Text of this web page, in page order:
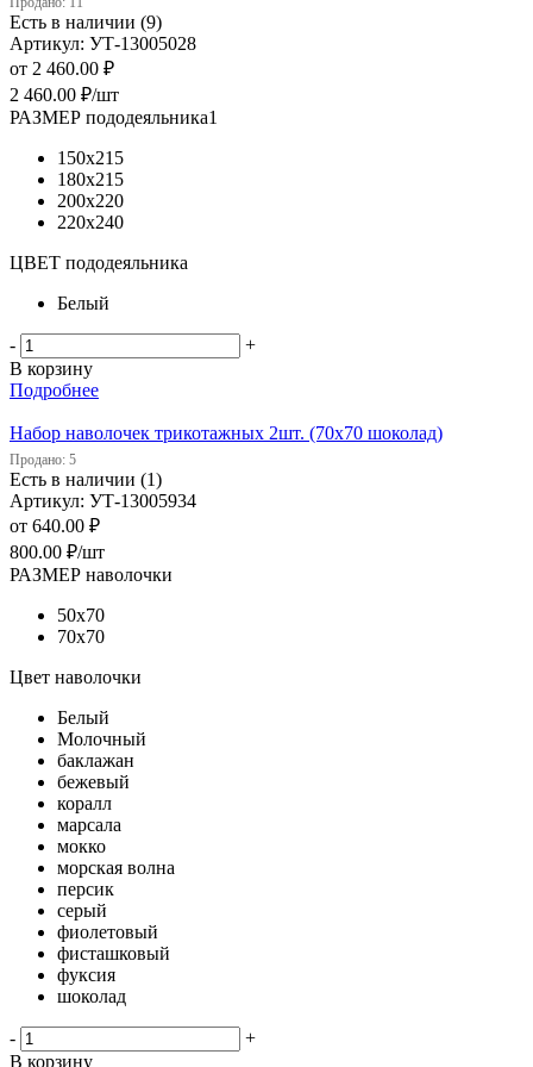
Есть в наличии (9)
Артикул: УТ-13005028
от 2 460.00 ₽
2 460.00 ₽/шт
РАЗМЕР пододеяльника1
150х215
180х215
200х220
220х240
ЦВЕТ пододеяльника
Белый
-
+
В корзину
Подробнее
Набор наволочек трикотажных 2шт. (70х70 шоколад)
Продано: 5
Есть в наличии (1)
Артикул: УТ-13005934
от 640.00 ₽
800.00 ₽/шт
РАЗМЕР наволочки
50х70
70х70
Цвет наволочки
Белый
Молочный
баклажан
бежевый
коралл
марсала
мокко
морская волна
персик
серый
фиолетовый
фисташковый
фуксия
шоколад
-
+
В корзину